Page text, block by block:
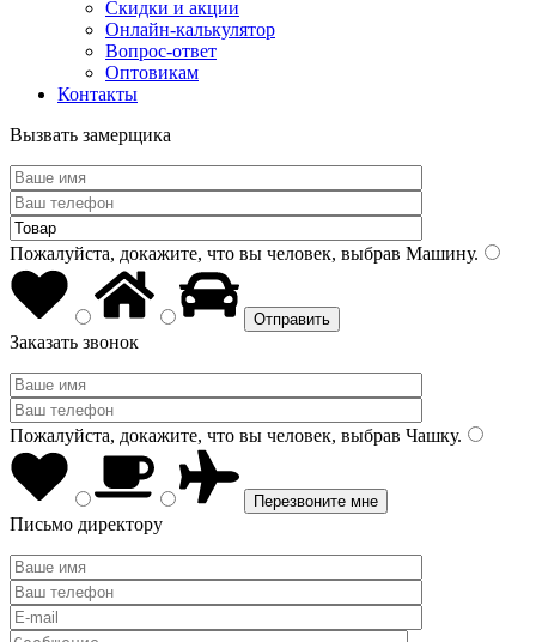
Скидки и акции
Онлайн-калькулятор
Вопрос-ответ
Оптовикам
Контакты
Вызвать замерщика
Пожалуйста, докажите, что вы человек, выбрав Машину.
Заказать звонок
Пожалуйста, докажите, что вы человек, выбрав Чашку.
Письмо директору